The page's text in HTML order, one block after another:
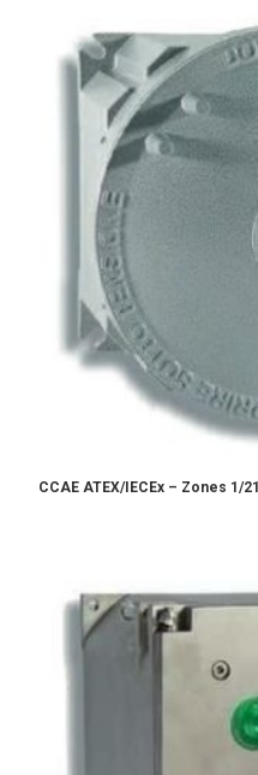
CCAE ATEX/IECEx – Zones 1/